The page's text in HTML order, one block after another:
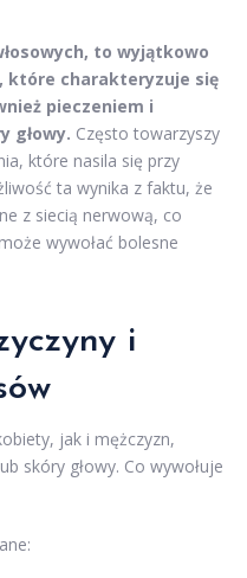
to wyjątkowo
które charakteryzuje się
pieczeniem i
głowy. Często towarzyszy
które nasila się przy
ta wynika z faktu, że
z siecią nerwową, co
wywołać bolesne
i
jak i mężczyzn,
skóry głowy. Co wywołuje